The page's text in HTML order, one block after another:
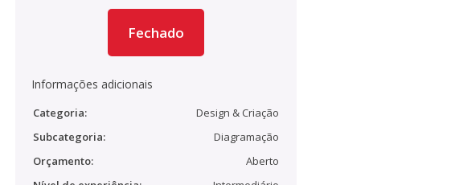
Fechado
Informações adicionais
Categoria:
Design & Criação
Subcategoria:
Diagramação
Orçamento:
Aberto